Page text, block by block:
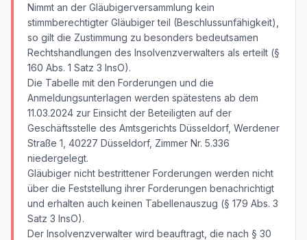
Nimmt an der Gläubigerversammlung kein
stimmberechtigter Gläubiger teil (Beschlussunfähigkeit),
so gilt die Zustimmung zu besonders bedeutsamen
Rechtshandlungen des Insolvenzverwalters als erteilt (§
160 Abs. 1 Satz 3 InsO).
Die Tabelle mit den Forderungen und die
Anmeldungsunterlagen werden spätestens ab dem
11.03.2024 zur Einsicht der Beteiligten auf der
Geschäftsstelle des Amtsgerichts Düsseldorf, Werdener
Straße 1, 40227 Düsseldorf, Zimmer Nr. 5.336
niedergelegt.
Gläubiger nicht bestrittener Forderungen werden nicht
über die Feststellung ihrer Forderungen benachrichtigt
und erhalten auch keinen Tabellenauszug (§ 179 Abs. 3
Satz 3 InsO).
Der Insolvenzverwalter wird beauftragt, die nach § 30